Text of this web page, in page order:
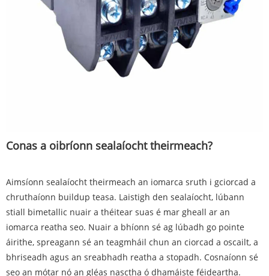
Conas a oibríonn sealaíocht theirmeach?
Aimsíonn sealaíocht theirmeach an iomarca sruth i gciorcad a
chruthaíonn buildup teasa. Laistigh den sealaíocht, lúbann
stiall bimetallic nuair a théitear suas é mar gheall ar an
iomarca reatha seo. Nuair a bhíonn sé ag lúbadh go pointe
áirithe, spreagann sé an teagmháil chun an ciorcad a oscailt, a
bhriseadh agus an sreabhadh reatha a stopadh. Cosnaíonn sé
seo an mótar nó an gléas nasctha ó dhamáiste féideartha.